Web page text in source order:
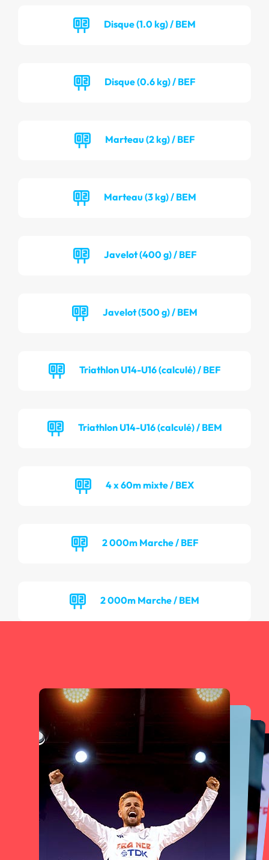
Disque (1.0 kg) / BEM
Disque (0.6 kg) / BEF
Marteau (2 kg) / BEF
Marteau (3 kg) / BEM
Javelot (400 g) / BEF
Javelot (500 g) / BEM
Triathlon U14-U16 (calculé) / BEF
Triathlon U14-U16 (calculé) / BEM
4 x 60m mixte / BEX
2 000m Marche / BEF
2 000m Marche / BEM